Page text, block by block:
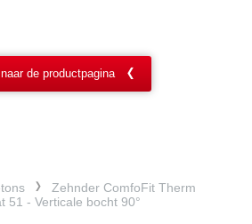
de productpagina
Zehnder ComfoFit Therm
51 - Verticale bocht 90°